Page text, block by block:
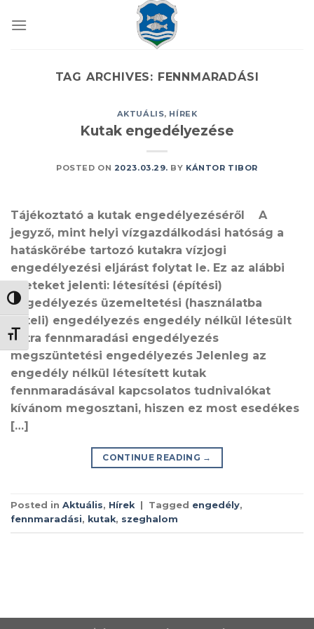
NAGY KONTRASZT VÁLTÁSA
BETŰMÉRET VÁLTÁSA
TAG ARCHIVES: FENNMARADÁSI
AKTUÁLIS, HÍREK
Kutak engedélyezése
POSTED ON 2023.03.29. BY KÁNTOR TIBOR
Tájékoztató a kutak engedélyezéséről A
jegyző, mint helyi vízgazdálkodási hatóság a
hatáskörébe tartozó kutakra vízjogi
engedélyezési eljárást folytat le. Ez az alábbi
eseteket jelenti: létesítési (építési)
engedélyezés üzemeltetési (használatba
vételi) engedélyezés engedély nélkül létesült
kútra fennmaradási engedélyezés
megszüntetési engedélyezés Jelenleg az
engedély nélkül létesített kutak
fennmaradásával kapcsolatos tudnivalókat
kívánom megosztani, hiszen ez most esedékes
[…]
CONTINUE READING →
Posted in Aktuális, Hírek Tagged engedély,
fennmaradási, kutak, szeghalom